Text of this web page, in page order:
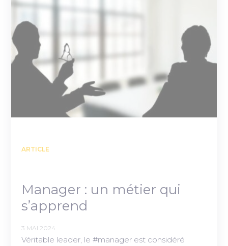
ARTICLE
Manager : un métier qui
s’apprend
3 MAI 2024
Véritable leader, le #manager est considéré